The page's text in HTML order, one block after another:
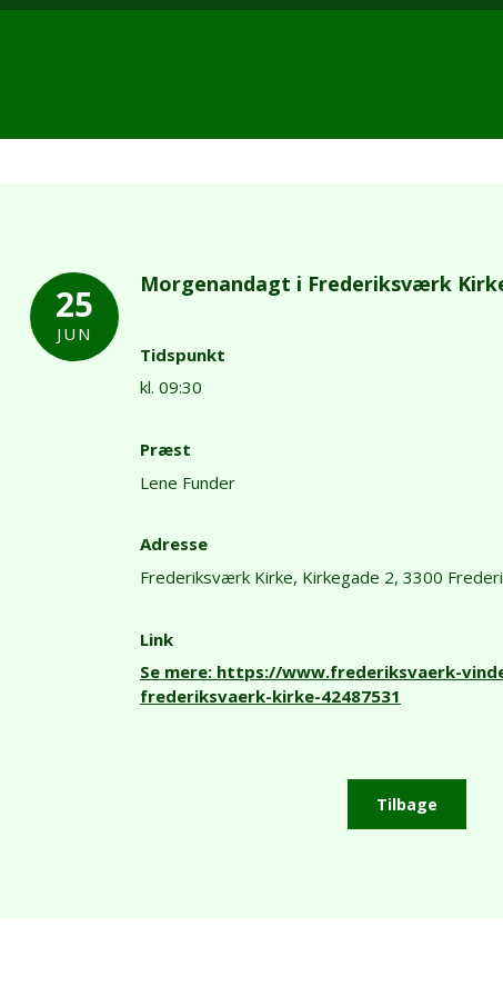
25
JUN
Morgenandagt i Frederiksværk
Tidspunkt
kl. 09:30
Præst
Lene Funder
Adresse
Frederiksværk Kirke, Kirkegade 2, 3300
Link
Se mere: https://www.frederiksvaerk-
frederiksvaerk-kirke-42487531
Tilbage